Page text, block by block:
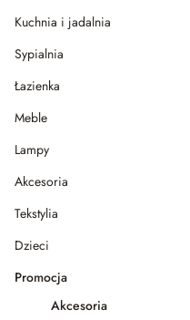
Kuchnia i jadalnia
Sypialnia
Łazienka
Meble
Lampy
Akcesoria
Tekstylia
Dzieci
Promocja
Akcesoria